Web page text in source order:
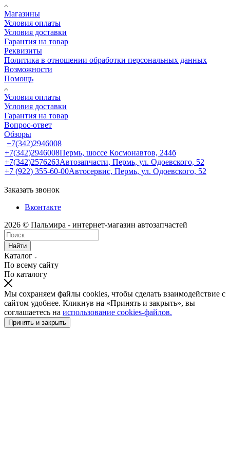
Магазины
Условия оплаты
Условия доставки
Гарантия на товар
Реквизиты
Политика в отношении обработки персональных данных
Возможности
Помощь
Условия оплаты
Условия доставки
Гарантия на товар
Вопрос-ответ
Обзоры
+7(342)2946008
+7(342)2946008Пермь, шоссе Космонавтов, 244б
+7(342)2576263Автозапчасти, Пермь, ул. Одоевского, 52
+7 (922) 355-60-00Автосервис, Пермь, ул. Одоевского, 52
Заказать звонок
Вконтакте
2026 © Пальмира - интернет-магазин автозапчастей
Найти
Каталог
По всему сайту
По каталогу
Мы сохраняем файлы cookies, чтобы сделать взаимодействие с
сайтом удобнее. Кликнув на «Принять и закрыть», вы
соглашаетесь на использование cookies-файлов.
Принять и закрыть